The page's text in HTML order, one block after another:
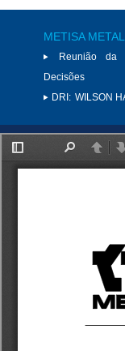
METISA
Reunião da
Decisões
DRI: WILSON